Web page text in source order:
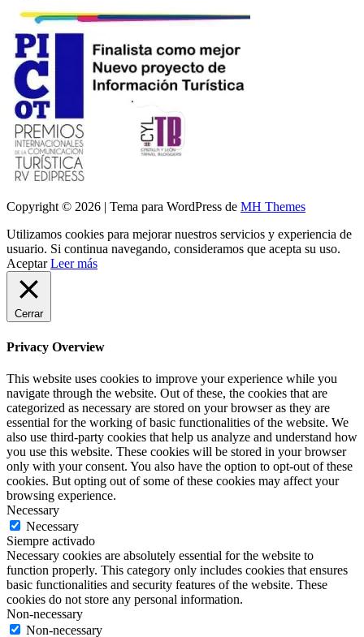
Copyright © 2026 | Tema para WordPress de MH Themes
Utilizamos cookies para mejorar nuestros servicios y experiencia de
usuario. Si continua navegando, consideramos que acepta su uso.
Aceptar Leer más
Cerrar
Privacy Overview
This website uses cookies to improve your experience while you
navigate through the website. Out of these, the cookies that are
categorized as necessary are stored on your browser as they are
essential for the working of basic functionalities of the website. We
also use third-party cookies that help us analyze and understand how
you use this website. These cookies will be stored in your browser
only with your consent. You also have the option to opt-out of these
cookies. But opting out of some of these cookies may affect your
browsing experience.
Necessary
Necessary
Siempre activado
Necessary cookies are absolutely essential for the website to
function properly. This category only includes cookies that ensures
basic functionalities and security features of the website. These
cookies do not store any personal information.
Non-necessary
Non-necessary